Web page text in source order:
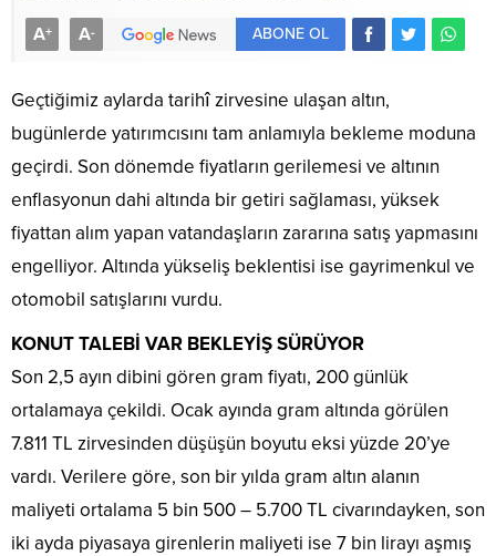
A+ A- ABONE OL
Geçtiğimiz aylarda tarihî zirvesine ulaşan altın,
bugünlerde yatırımcısını tam anlamıyla bekleme moduna
geçirdi. Son dönemde fiyatların gerilemesi ve altının
enflasyonun dahi altında bir getiri sağlaması, yüksek
fiyattan alım yapan vatandaşların zararına satış yapmasını
engelliyor. Altında yükseliş beklentisi ise gayrimenkul ve
otomobil satışlarını vurdu.
KONUT TALEBİ VAR BEKLEYİŞ SÜRÜYOR
Son 2,5 ayın dibini gören gram fiyatı, 200 günlük
ortalamaya çekildi. Ocak ayında gram altında görülen
7.811 TL zirvesinden düşüşün boyutu eksi yüzde 20’ye
vardı. Verilere göre, son bir yılda gram altın alanın
maliyeti ortalama 5 bin 500 – 5.700 TL civarındayken, son
iki ayda piyasaya girenlerin maliyeti ise 7 bin lirayı aşmış